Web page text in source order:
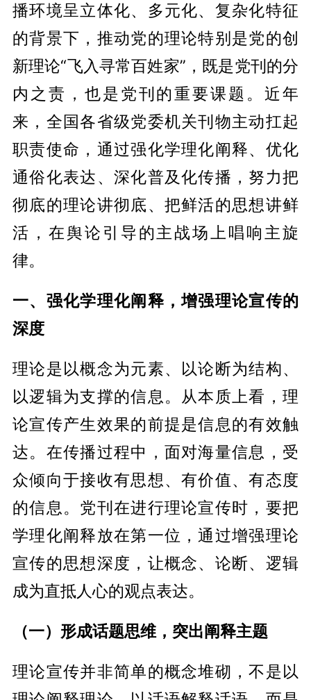
播环境呈立体化、多元化、复杂化特征
的背景下，推动党的理论特别是党的创
新理论“飞入寻常百姓家”，既是党刊的分
内之责，也是党刊的重要课题。近年
来，全国各省级党委机关刊物主动扛起
职责使命，通过强化学理化阐释、优化
通俗化表达、深化普及化传播，努力把
彻底的理论讲彻底、把鲜活的思想讲鲜
活，在舆论引导的主战场上唱响主旋
律。
一、强化学理化阐释，增强理论宣传的
深度
理论是以概念为元素、以论断为结构、
以逻辑为支撑的信息。从本质上看，理
论宣传产生效果的前提是信息的有效触
达。在传播过程中，面对海量信息，受
众倾向于接收有思想、有价值、有态度
的信息。党刊在进行理论宣传时，要把
学理化阐释放在第一位，通过增强理论
宣传的思想深度，让概念、论断、逻辑
成为直抵人心的观点表达。
（一）形成话题思维，突出阐释主题
理论宣传并非简单的概念堆砌，不是以